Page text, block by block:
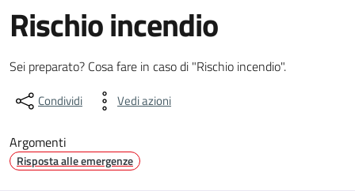
Rischio incendio
Dettagli dell'informazione
Sei preparato? Cosa fare in caso di "Rischio incendio".
Condividi Vedi azioni
Argomenti
Risposta alle emergenze